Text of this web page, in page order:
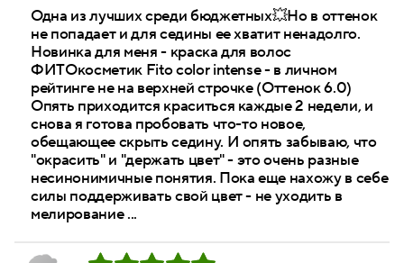
Одна из лучших среди бюджетных💥Но в оттенок
не попадает и для седины ее хватит ненадолго.
Новинка для меня - краска для волос
ФИТОкосметик Fito color intense - в личном
рейтинге не на верхней строчке (Оттенок 6.0)
Опять приходится краситься каждые 2 недели, и
снова я готова пробовать что-то новое,
обещающее скрыть седину. И опять забываю, что
"окрасить" и "держать цвет" - это очень разные
несинонимичные понятия. Пока еще нахожу в себе
силы поддерживать свой цвет - не уходить в
мелирование ...